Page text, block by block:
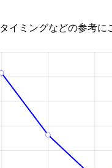
イミングなどの参考に